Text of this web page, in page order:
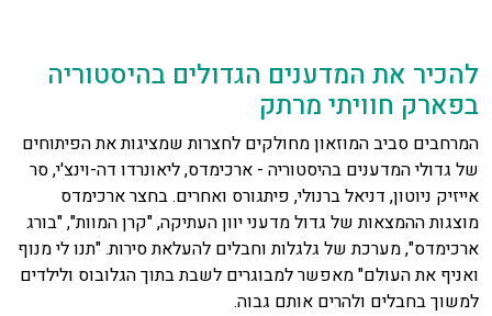
להכיר את המדענים הגדולים בהיסטוריה
בפארק חוויתי מרתק
המרחבים סביב המוזאון מחולקים לחצרות שמציגות את הפיתוחים
של גדולי המדענים בהיסטוריה - ארכימדס, ליאונרדו דה-וינצ'י, סר
אייזיק ניוטון, דניאל ברנולי, פיתגורס ואחרים. בחצר ארכימדס
מוצגות ההמצאות של גדול מדעני יוון העתיקה, "קרן המוות", "בורג
ארכימדס", מערכת של גלגלות וחבלים להעלאת סירות. "תנו לי מנוף
ואניף את העולם" מאפשר למבוגרים לשבת בתוך הגלובוס ולילדים
למשוך בחבלים ולהרים אותם גבוה.